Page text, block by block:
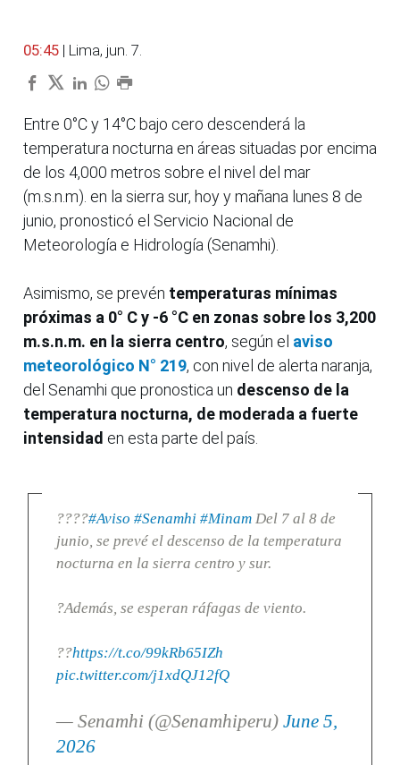
05:45 | Lima, jun. 7.
Entre 0°C y 14°C bajo cero descenderá la
temperatura nocturna en áreas situadas por encima
de los 4,000 metros sobre el nivel del mar
(m.s.n.m). en la sierra sur, hoy y mañana lunes 8 de
junio, pronosticó el Servicio Nacional de
Meteorología e Hidrología (Senamhi).
Asimismo, se prevén temperaturas mínimas
próximas a 0° C y -6 °C en zonas sobre los 3,200
m.s.n.m. en la sierra centro, según el aviso
meteorológico N° 219, con nivel de alerta naranja,
del Senamhi que pronostica un descenso de la
temperatura nocturna, de moderada a fuerte
intensidad en esta parte del país.
????#Aviso #Senamhi #MinamDel 7 al 8 de
junio, se prevé el descenso de la temperatura
nocturna en la sierra centro y sur.
?Además, se esperan ráfagas de viento.
??https://t.co/99kRb65IZh
pic.twitter.com/j1xdQJ12fQ
— Senamhi (@Senamhiperu) June 5,
2026